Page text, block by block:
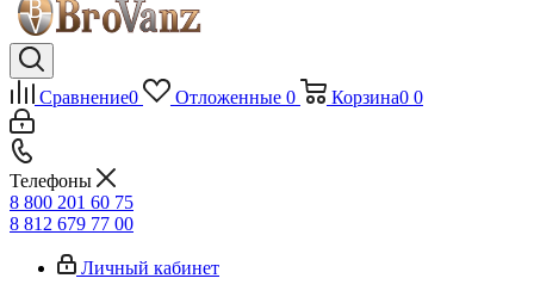
Сравнение0 Отложенные 0 Корзина0 0
Телефоны
8 800 201 60 75
8 812 679 77 00
Личный кабинет